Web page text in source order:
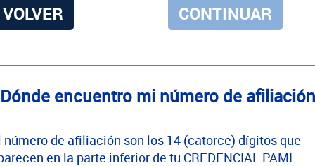
VOLVER
encuentro mi número de
número de afiliación son los 14 (catorce) dígitos que
en la parte inferior de tu CREDENCIAL PAMI.